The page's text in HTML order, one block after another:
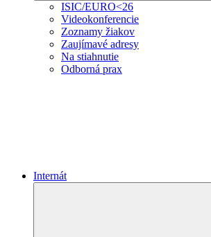
ISIC/EURO<26
Videokonferencie
Zoznamy žiakov
Zaujímavé adresy
Na stiahnutie
Odborná prax
Internát